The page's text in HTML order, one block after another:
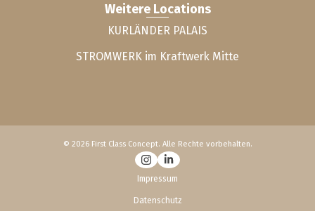
Weitere Locations
KURLÄNDER PALAIS
STROMWERK im Kraftwerk Mitte
© 2026 First Class Concept. Alle Rechte vorbehalten.
Impressum
Datenschutz